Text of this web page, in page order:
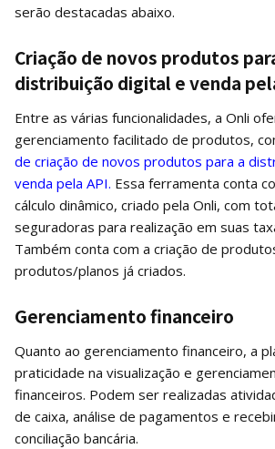
serão destacadas abaixo.
Criação de novos produtos
distribuição digital e venda
Entre as várias funcionalidades, a Onli
gerenciamento facilitado de produtos,
de criação de novos produtos para a
venda pela API. Essa ferramenta conta
cálculo dinâmico, criado pela Onli, com
seguradoras para realização em suas
Também conta com a criação de
produtos/planos já criados.
Gerenciamento financeiro
Quanto ao gerenciamento financeiro, a
praticidade na visualização e
financeiros. Podem ser realizadas
de caixa, análise de pagamentos e
conciliação bancária.